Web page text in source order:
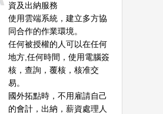
資及出納服務
使用雲端系統，建立多方協
同合作的作業環境。
任何被授權的人可以在任何
地方,任何時間，使用電腦簽
核，查詢，覆核，核准交
易。
國外拓點時，不用雇請自己
的會計，出納，薪資處理人